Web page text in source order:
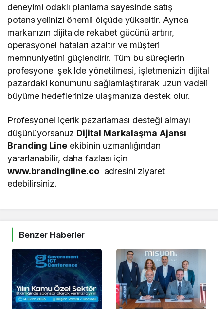
deneyimi odaklı planlama sayesinde satış
potansiyelinizi önemli ölçüde yükseltir. Ayrıca
markanızın dijitalde rekabet gücünü artırır,
operasyonel hataları azaltır ve müşteri
memnuniyetini güçlendirir. Tüm bu süreçlerin
profesyonel şekilde yönetilmesi, işletmenizin dijital
pazardaki konumunu sağlamlaştırarak uzun vadeli
büyüme hedeflerinize ulaşmanıza destek olur.
Profesyonel içerik pazarlaması desteği almayı
düşünüyorsanuz Dijital Markalaşma Ajansı
Branding Line ekibinin uzmanlığından
yararlanabilir, daha fazlası için
www.brandingline.co adresini ziyaret
edebilirsiniz.
Benzer Haberler